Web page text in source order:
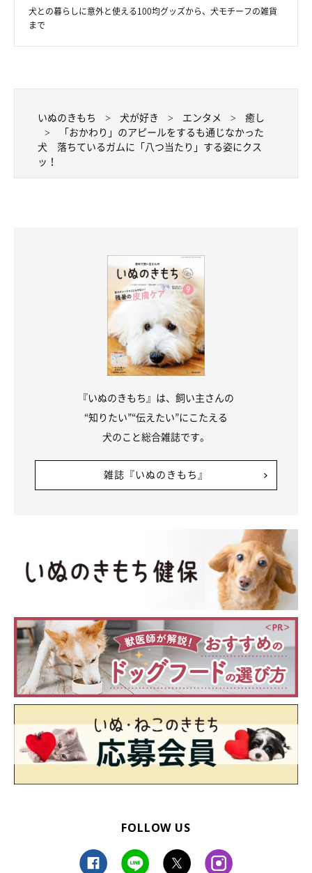
@sirosibainu
おとなしいけれど頑固な一面があるという、チョビちゃん。飼い
主さんいわく、「普段は孤高のオーラを醸し出しているくせに、
@sirosibainu
そんなチョビちゃんは、今年の誕生日で11才になります。飼い主
さんはシニア期のチョビちゃんと暮らすなかで、「いつまで一緒
にいられるのかと、常日頃から怯える気持ちがどこかにある」
いいます。
「大切な家族の一員」 だというチョビちゃん。飼い主さんはチョ
ビちゃんと過ごす一瞬一瞬を大切にしながら、今日もチョビちゃ
んと穏やかに暮らしています。
取材・文／雨宮カイ
犬との暮らしに意外と使える100均グッズから、犬モチーフの雑貨
まで
いぬのきもち 犬が好き エンタメ
癒し
「おかわり」のアピールをするも通じなかった
犬 落ちているガムに「八つ当たり」する姿にクス
ッ！
『いぬのきもち』は、飼い主さんの
“知りたい”“伝えたい”にこたえる
犬のこと総合雑誌です。
雑誌『いぬのきもち』
FOLLOW US